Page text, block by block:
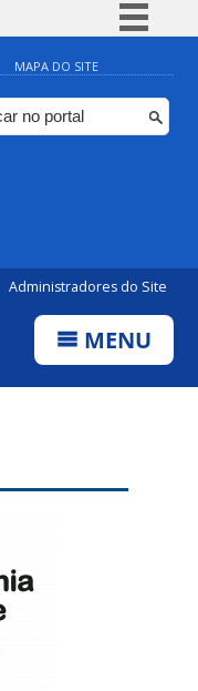
Simplifique!
Comunica BR
Participe
MAPA DO SITE
Administradores do Site
MENU